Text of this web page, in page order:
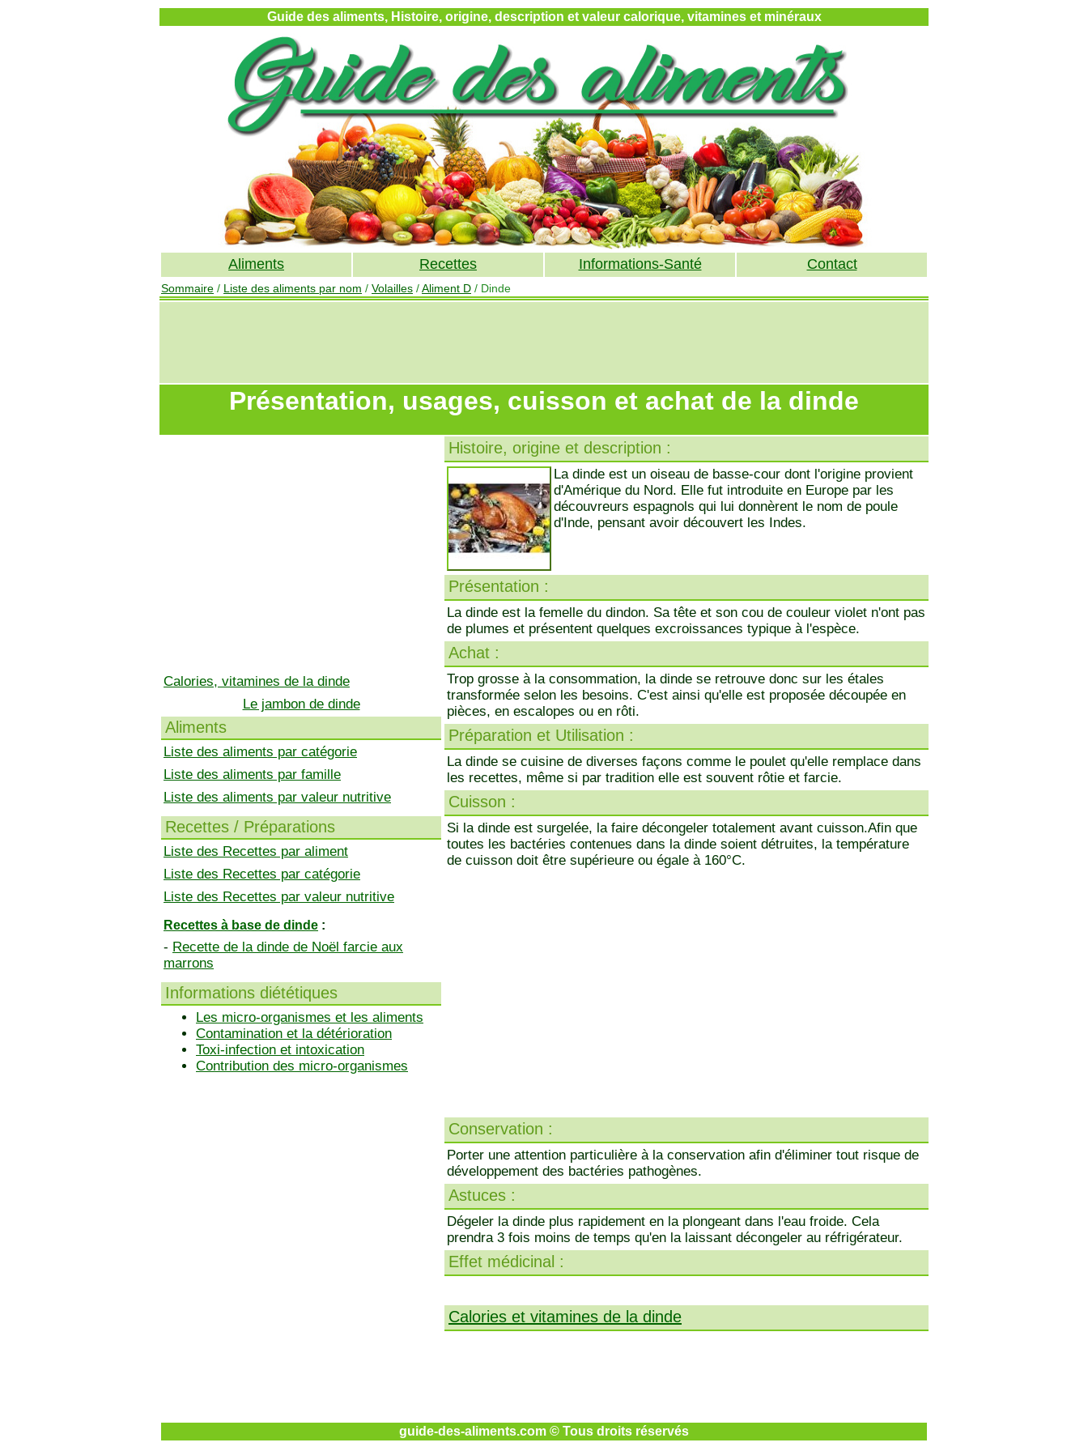
Guide des aliments, Histoire, origine, description et valeur calorique, vitamines et minéraux
Aliments Recettes Informations-Santé Contact
Sommaire / Liste des aliments par nom / Volailles /Aliment D / Dinde
Présentation, usages, cuisson et achat de la dinde
Calories, vitamines de la dinde
Le jambon de dinde
Aliments
Liste des aliments par catégorie
Liste des aliments par famille
Liste des aliments par valeur nutritive
Recettes / Préparations
Liste des Recettes par aliment
Liste des Recettes par catégorie
Liste des Recettes par valeur nutritive
Recettes à base de dinde :
- Recette de la dinde de Noël farcie aux
marrons
Informations diététiques
Les micro-organismes et les aliments
Contamination et la détérioration
Toxi-infection et intoxication
Contribution des micro-organismes
Histoire, origine et description :
La dinde est un oiseau de basse-cour dont l'origine provient
d'Amérique du Nord. Elle fut introduite en Europe par les
découvreurs espagnols qui lui donnèrent le nom de poule
d'Inde, pensant avoir découvert les Indes.
Présentation :
La dinde est la femelle du dindon. Sa tête et son cou de couleur violet n'ont pas
de plumes et présentent quelques excroissances typique à l'espèce.
Achat :
Trop grosse à la consommation, la dinde se retrouve donc sur les étales
transformée selon les besoins. C'est ainsi qu'elle est proposée découpée en
pièces, en escalopes ou en rôti.
Préparation et Utilisation :
La dinde se cuisine de diverses façons comme le poulet qu'elle remplace dans
les recettes, même si par tradition elle est souvent rôtie et farcie.
Cuisson :
Si la dinde est surgelée, la faire décongeler totalement avant cuisson.Afin que
toutes les bactéries contenues dans la dinde soient détruites, la température
de cuisson doit être supérieure ou égale à 160°C.
Conservation :
Porter une attention particulière à la conservation afin d'éliminer tout risque de
développement des bactéries pathogènes.
Astuces :
Dégeler la dinde plus rapidement en la plongeant dans l'eau froide. Cela
prendra 3 fois moins de temps qu'en la laissant décongeler au réfrigérateur.
Effet médicinal :
Calories et vitamines de la dinde
guide-des-aliments.com © Tous droits réservés